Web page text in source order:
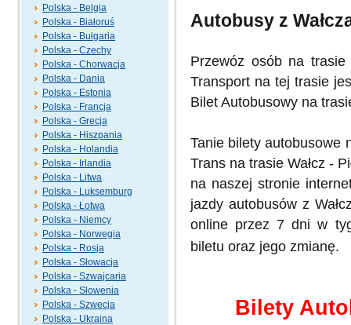
Polska - Belgia
Polska - Białoruś
Polska - Bułgaria
Polska - Czechy
Polska - Chorwacja
Polska - Dania
Polska - Estonia
Polska - Francja
Polska - Grecja
Polska - Hiszpania
Polska - Holandia
Polska - Irlandia
Polska - Litwa
Polska - Luksemburg
Polska - Łotwa
Polska - Niemcy
Polska - Norwegia
Polska - Rosja
Polska - Słowacja
Polska - Szwajcaria
Polska - Słowenia
Polska - Szwecja
Polska - Ukraina
Autobusy z
Przewóz osób na
Transport na tej trasie
Bilet Autobusowy na
Tanie bilety autobusowe
Trans na trasie Wałcz -
na naszej stronie
jazdy autobusów z
online przez 7 dni w
biletu oraz jego zmianę.
Bilety